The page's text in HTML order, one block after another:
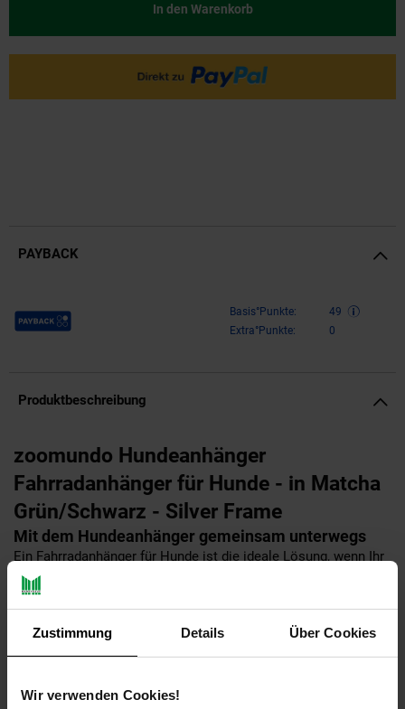
Zustimmung Details Über Cookies
Wir verwenden Cookies!
In den Warenkorb
PAYBACK
Payback Punkte Basis°Punkte:
49
Extra°Punkte:
0
Produktbeschreibung
zoomundo Hundeanhänger
Fahrradanhänger für Hunde - in Matcha
Grün/Schwarz - Silver Frame
Mit dem Hundeanhänger gemeinsam unterwegs
Ein Fahrradanhänger für Hunde ist die ideale Lösung, wenn Ihr
Hund sie auf längeren Radtouren begleiten soll. Denn so sind
sie in ihrer Bewegungsfreiheit nicht eingeschränkt und Ihr
Vierbeiner kann Sie bei allen Freizeitaktivitäten mit dem
Fahrrad begleiten. Bevor Sie sich jedoch zum Kauf eines